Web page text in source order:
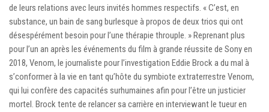
de leurs relations avec leurs invités hommes respectifs. « C’est, en
substance, un bain de sang burlesque à propos de deux trios qui ont
désespérément besoin pour l’une thérapie throuple. » Reprenant plus
pour l’un an après les événements du film à grande réussite de Sony en
2018, Venom, le journaliste pour l’investigation Eddie Brock a du mal à
s’conformer à la vie en tant qu’hôte du symbiote extraterrestre Venom,
qui lui confère des capacités surhumaines afin pour l’être un justicier
mortel. Brock tente de relancer sa carrière en interviewant le tueur en